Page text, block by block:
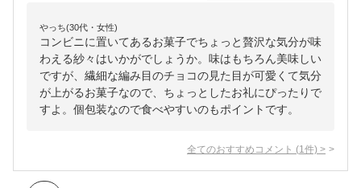
やっち(30代・女性)
コンビニに置いてあるお菓子でちょっと贅沢な気分が味
わえる紗々はいかがでしょうか。味はもちろん美味しい
ですが、繊細な編み目のチョコの見た目が可愛くて気分
が上がるお菓子なので、ちょっとしたお礼にぴったりで
すよ。個包装なので食べやすいのもポイントです。
全てのおすすめコメント (1 件) >